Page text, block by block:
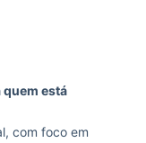
está
com foco em